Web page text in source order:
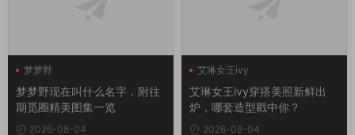
梦梦野
梦梦野现在叫什么名字，附往
期觅圈精美图集一览
2026-08-04
艾琳女王ivy
艾琳女王ivy穿搭美照新鲜出
炉，哪套造型戳中你？
2026-08-04